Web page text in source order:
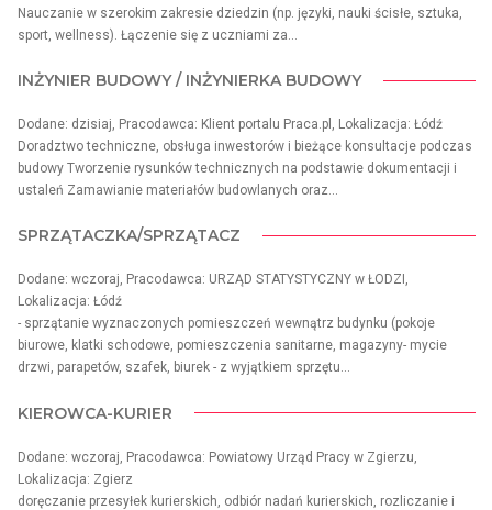
Nauczanie w szerokim zakresie dziedzin (np. języki, nauki ścisłe, sztuka,
sport, wellness). Łączenie się z uczniami za...
INŻYNIER BUDOWY / INŻYNIERKA BUDOWY
Dodane: dzisiaj, Pracodawca: Klient portalu Praca.pl, Lokalizacja: Łódź
Doradztwo techniczne, obsługa inwestorów i bieżące konsultacje podczas
budowy Tworzenie rysunków technicznych na podstawie dokumentacji i
ustaleń Zamawianie materiałów budowlanych oraz...
SPRZĄTACZKA/SPRZĄTACZ
Dodane: wczoraj, Pracodawca: URZĄD STATYSTYCZNY w ŁODZI,
Lokalizacja: Łódź
- sprzątanie wyznaczonych pomieszczeń wewnątrz budynku (pokoje
biurowe, klatki schodowe, pomieszczenia sanitarne, magazyny- mycie
drzwi, parapetów, szafek, biurek - z wyjątkiem sprzętu...
KIEROWCA-KURIER
Dodane: wczoraj, Pracodawca: Powiatowy Urząd Pracy w Zgierzu,
Lokalizacja: Zgierz
doręczanie przesyłek kurierskich, odbiór nadań kurierskich, rozliczanie i